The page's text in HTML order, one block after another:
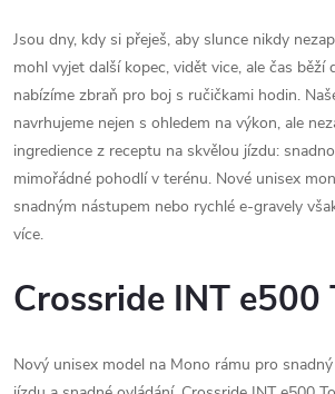
Jsou dny, kdy si přeješ, aby slunce nikdy
mohl vyjet další kopec, vidět vice, ale čas běží
nabízíme zbraň pro boj s ručičkami hodin.
navrhujeme nejen s ohledem na výkon, ale
ingredience z receptu na skvělou jízdu:
mimořádné pohodlí v terénu. Nové unisex
snadným nástupem nebo rychlé e-gravely
více.
Crossride INT e500
Nový unisex model na Mono rámu pro